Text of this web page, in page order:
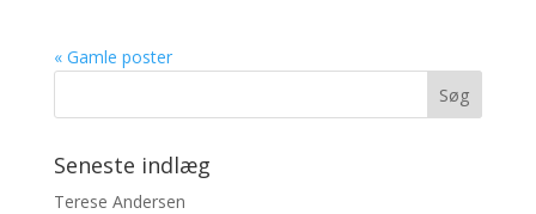
« Gamle poster
Seneste indlæg
Terese Andersen